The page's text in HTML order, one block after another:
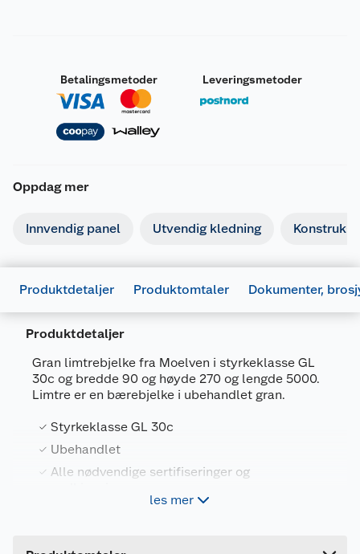
Betalingsmetoder Leveringsmetoder
Oppdag mer
Innvendig panel Utvendig kledning
Produktdetaljer Produktomtaler Dokumenter,
Produktdetaljer
Gran limtrebjelke fra Moelven i styrkeklasse GL
30c og bredde 90 og høyde 270 og lengde 5000.
Limtre er en bærebjelke i ubehandlet gran.
Styrkeklasse GL 30c
Ubehandlet
Alle nødvendige sertifiseringer og
Sterkest i forhold til vekt
les mer
Dokumentasjon
Last ned / vis datablad
FDV
677476_7050240012434_.pdf
Produktsertifikat
677477_7050240012434_.pdf
Last ned / vis datablad